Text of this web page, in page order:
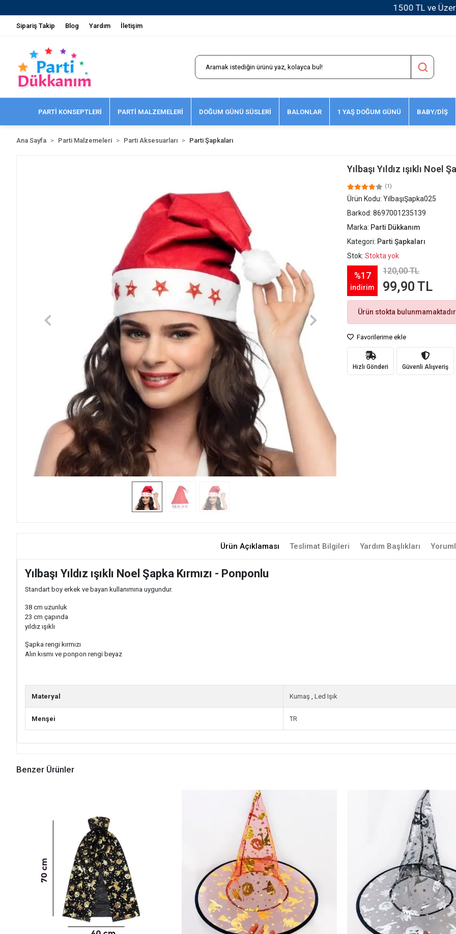
1500 TL ve Üzeri Kargo Ücretsiz!
Sipariş Takip Blog Yardım İletişim
PARTİ KONSEPTLERİ PARTİ MALZEMELERİ DOĞUM GÜNÜ SÜSLERİ BALONLAR 1 YAŞ DOĞUM GÜNÜ BABY/DİŞ
Ana Sayfa Parti Malzemeleri Parti Aksesuarları Parti Şapkaları
Yılbaşı Yıldız ışıklı Noel
(1)
Ürün Kodu: YılbaşıŞapka025
Barkod: 8697001235139
Marka: Parti Dükkanım
Kategori: Parti Şapkaları
Stok: Stokta yok
%17
indirim
120,00 TL
99,90 TL
Ürün stokta
Favorilerime ekle
Hızlı Gönderi Güvenli Alışveriş
Ürün Açıklaması Teslimat Bilgileri Yardım Başlıkları
Yılbaşı Yıldız ışıklı Noel Şapka Kırmızı - Ponponlu
Standart boy erkek ve bayan kullanımına uygundur.
38 cm uzunluk
23 cm çapında
yıldız ışıklı
Şapka rengi kırmızı
Alın kısmı ve ponpon rengi beyaz
Materyal Kumaş , Led Işık
Menşei TR
Benzer Ürünler